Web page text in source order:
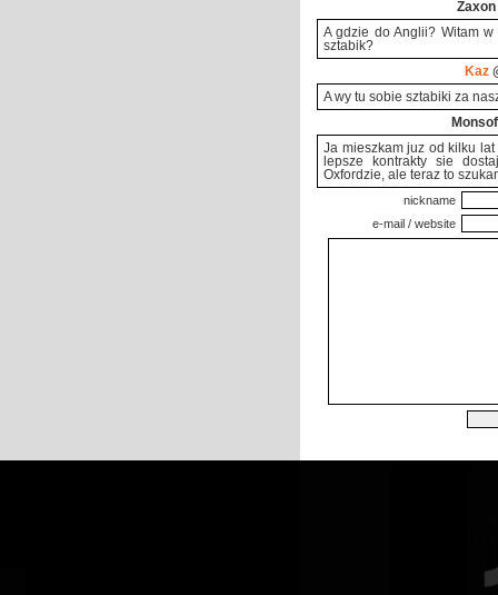
Zaxon
A gdzie do Anglii? Witam
sztabik?
Kaz
A wy tu sobie sztabiki za
Ja mieszkam juz od kilku
lepsze kontrakty sie
Oxfordzie, ale teraz to
nickname
e-mail / website